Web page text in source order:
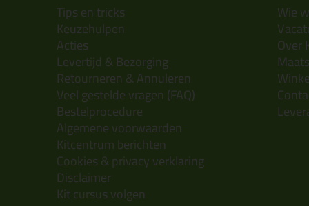
Tips en tricks
Keuzehulpen
Acties
Levertijd & Bezorging
Retourneren & Annuleren
Veel gestelde vragen (FAQ)
Bestelprocedure
Algemene voorwaarden
Kitcentrum berichten
Cookies & privacy verklaring
Disclaimer
Kit cursus volgen
Wie
Over